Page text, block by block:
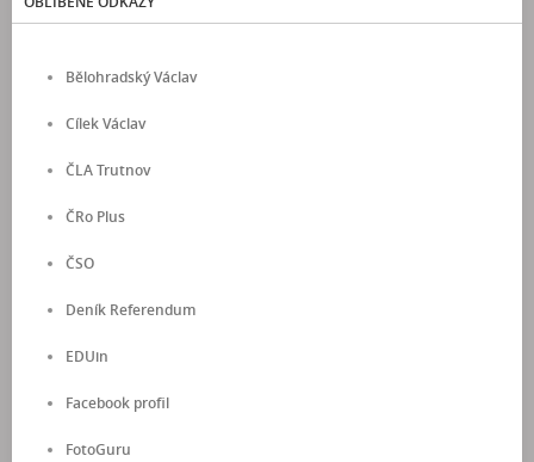
Bělohradský Václav
Cílek Václav
ČLA Trutnov
ČRo Plus
ČSO
Deník Referendum
EDUin
Facebook profil
FotoGuru